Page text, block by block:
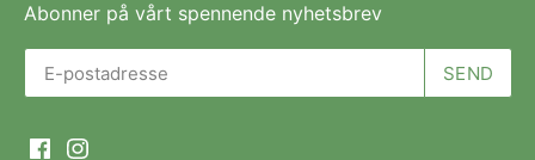
Abonner på vårt spennende nyhetsbrev